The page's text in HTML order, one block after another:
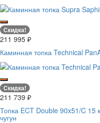
Скидка!
211 995 ₽
Каминная топка Technical
Скидка!
211 739 ₽
Топка ECT Double 90x51/C 15
чугун